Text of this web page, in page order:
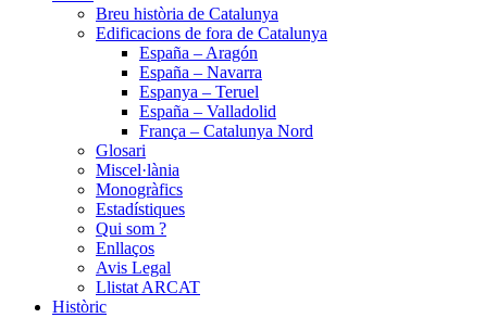
Breu història de Catalunya
Edificacions de fora de Catalunya
España – Aragón
España – Navarra
Espanya – Teruel
España – Valladolid
França – Catalunya Nord
Glosari
Miscel·lània
Monogràfics
Estadístiques
Qui som ?
Enllaços
Avis Legal
Llistat ARCAT
Històric